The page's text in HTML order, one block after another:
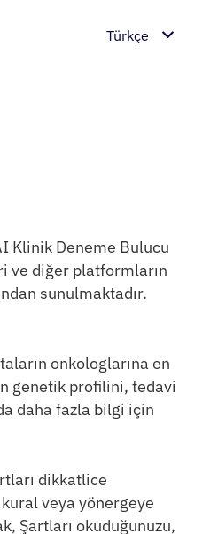
Türkçe
Klinik Deneme Bulucu
ve diğer platformların
sunulmaktadır.
onkologlarına en
genetik profilini, tedavi
daha fazla bilgi için
dikkatlice
veya yönergeye
Şartları okuduğunuzu,